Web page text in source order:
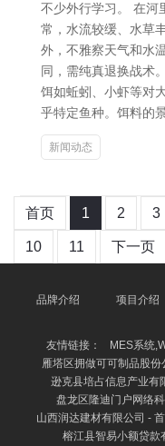
不少外行学习。 在河
常，水流较缓、水草
外，不雅察天气和水
同，需纯真退换战术
饵如蚯蚓、小虾等对
乎特定鱼种。饵料的
新闻动态
首页 1 2 3
10 11 下一页
品牌介绍 项目介绍
友情链接：
MES系统
雁塔区拥做可可制品股份
逊克县培占信息产业有
盘龙区隆迪门户网络
山西润达建材有限公司 -
榕江县智易小额贷款